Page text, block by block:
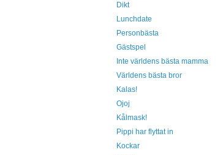
Dikt
Lunchdate
Personbästa
Gästspel
Inte världens bästa mamma
Världens bästa bror
Kalas!
Ojoj
Kålmask!
Pippi har flyttat in
Kockar